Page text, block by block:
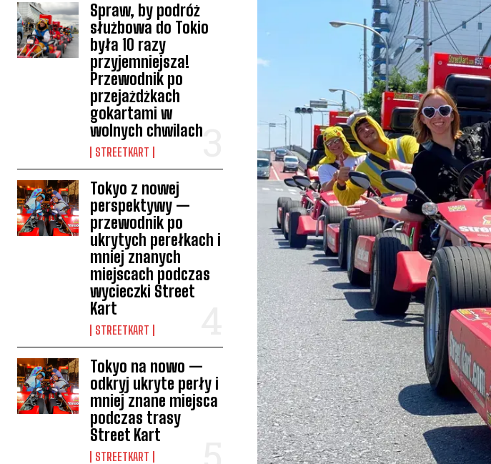
Spraw, by podróż
służbowa do Tokio
była 10 razy
przyjemniejsza!
Przewodnik po
przejażdżkach
gokartami w
wolnych chwilach
STREETKART
Tokyo z nowej
perspektywy —
przewodnik po
ukrytych perełkach i
mniej znanych
miejscach podczas
wycieczki Street
Kart
STREETKART
Tokyo na nowo —
odkryj ukryte perły i
mniej znane miejsca
podczas trasy
Street Kart
STREETKART